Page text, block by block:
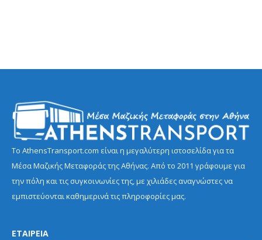
Το AthensTransport.com είναι η μεγαλύτερη ιστοσελίδα για τα
Μέσα Μαζικής Μεταφοράς της Αθήνας. Από το 2011 γράφουμε για
την πόλη και τις συγκοινωνίες της, με χιλιάδες αναγνώστες να
εμπιστεύονται καθημερινά τις πληροφορίες μας.
ΕΤΑΙΡΕΙΑ